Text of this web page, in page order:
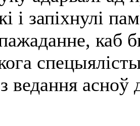
i запіхнулі
каб
ведання